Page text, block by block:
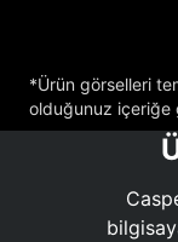
*Ürün görselleri
olduğunuz içeriğe